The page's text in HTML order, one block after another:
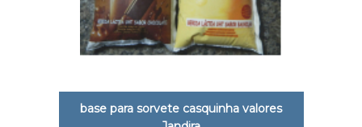
base para sorvete casquinha valores